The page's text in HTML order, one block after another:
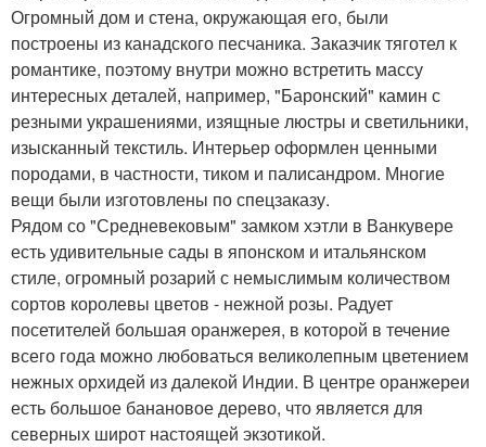
Огромный дом и стена, окружающая его, были
построены из канадского песчаника. Заказчик тяготел к
романтике, поэтому внутри можно встретить массу
интересных деталей, например, "Баронский" камин с
резными украшениями, изящные люстры и светильники,
изысканный текстиль. Интерьер оформлен ценными
породами, в частности, тиком и палисандром. Многие
вещи были изготовлены по спецзаказу.
Рядом со "Средневековым" замком хэтли в Ванкувере
есть удивительные сады в японском и итальянском
стиле, огромный розарий с немыслимым количеством
сортов королевы цветов - нежной розы. Радует
посетителей большая оранжерея, в которой в течение
всего года можно любоваться великолепным цветением
нежных орхидей из далекой Индии. В центре оранжереи
есть большое банановое дерево, что является для
северных широт настоящей экзотикой.